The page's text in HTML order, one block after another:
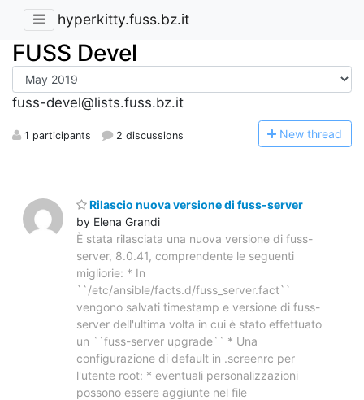
hyperkitty.fuss.bz.it
FUSS Devel
fuss-devel@lists.fuss.bz.it
1 participants 2 discussions New thread
Rilascio nuova versione di fuss-server
by Elena Grandi
È stata rilasciata una nuova versione di fuss-
server, 8.0.41, comprendente le seguenti
migliorie: * In
``/etc/ansible/facts.d/fuss_server.fact``
vengono salvati timestamp e versione di fuss-
server dell'ultima volta in cui è stato effettuato
un ``fuss-server upgrade`` * Una
configurazione di default in .screenrc per
l'utente root: * eventuali personalizzazioni
possono essere aggiunte nel file